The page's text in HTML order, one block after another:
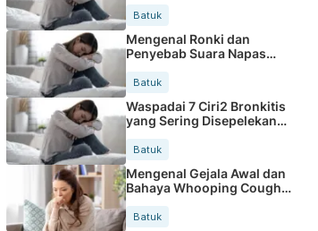
Batuk
Mengenal Ronki dan
Penyebab Suara Napas
Batuk
Waspadai 7 Ciri2 Bronkitis
yang Sering Disepelekan
Batuk
Mengenal Gejala Awal dan
Bahaya Whooping Cough
pada Anak
Batuk